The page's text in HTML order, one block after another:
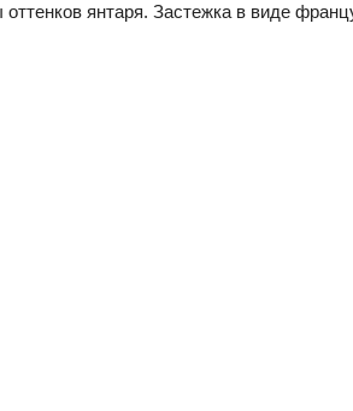
янтаря. Застежка в виде